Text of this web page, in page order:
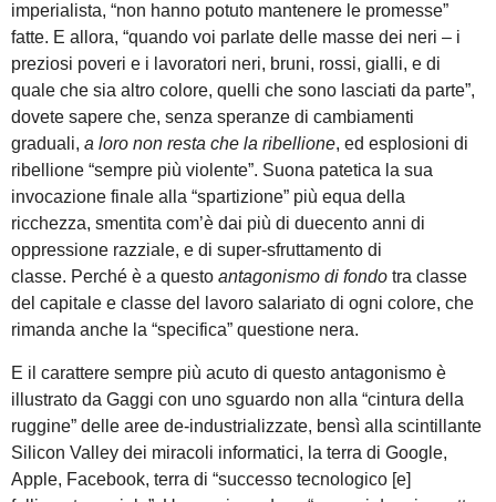
imperialista, “non hanno potuto mantenere le promesse”
fatte. E allora, “quando voi parlate delle masse dei neri – i
preziosi poveri e i lavoratori neri, bruni, rossi, gialli, e di
quale che sia altro colore, quelli che sono lasciati da parte”,
dovete sapere che, senza speranze di cambiamenti
graduali, a loro non resta che la ribellione, ed esplosioni di
ribellione “sempre più violente”. Suona patetica la sua
invocazione finale alla “spartizione” più equa della
ricchezza, smentita com’è dai più di duecento anni di
oppressione razziale, e di super-sfruttamento di
classe. Perché è a questo antagonismo di fondo tra classe
del capitale e classe del lavoro salariato di ogni colore, che
rimanda anche la “specifica” questione nera.
E il carattere sempre più acuto di questo antagonismo è
illustrato da Gaggi con uno sguardo non alla “cintura della
ruggine” delle aree de-industrializzate, bensì alla scintillante
Silicon Valley dei miracoli informatici, la terra di Google,
Apple, Facebook, terra di “successo tecnologico [e]